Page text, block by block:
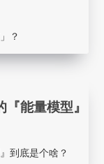
？
能量模型』
到底是个啥？